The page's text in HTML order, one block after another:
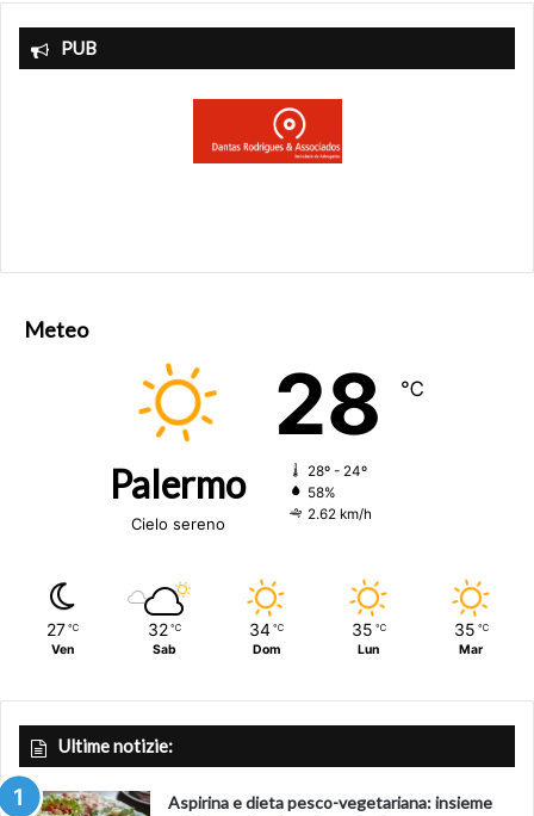
PUB
Meteo
Palermo
Cielo sereno
28 ℃
28º - 24º
58%
2.62 km/h
27 ℃
Ven
32 ℃
Sab
34 ℃
Dom
35 ℃
Lun
35 ℃
Mar
Ultime notizie:
Aspirina e dieta pesco-vegetariana: insieme